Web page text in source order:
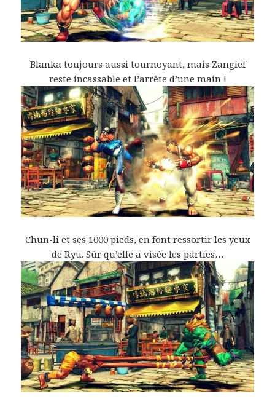
Blanka toujours aussi tournoyant, mais Zangief
reste incassable et l’arrête d’une main !
Chun-li et ses 1000 pieds, en font ressortir les yeux
de Ryu. Sûr qu’elle a visée les parties…